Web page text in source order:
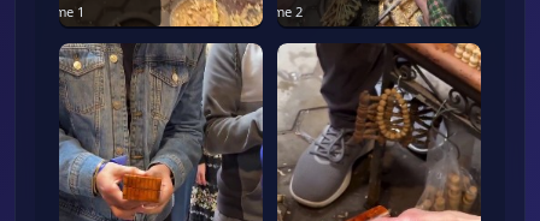
Frame 1 Frame 2